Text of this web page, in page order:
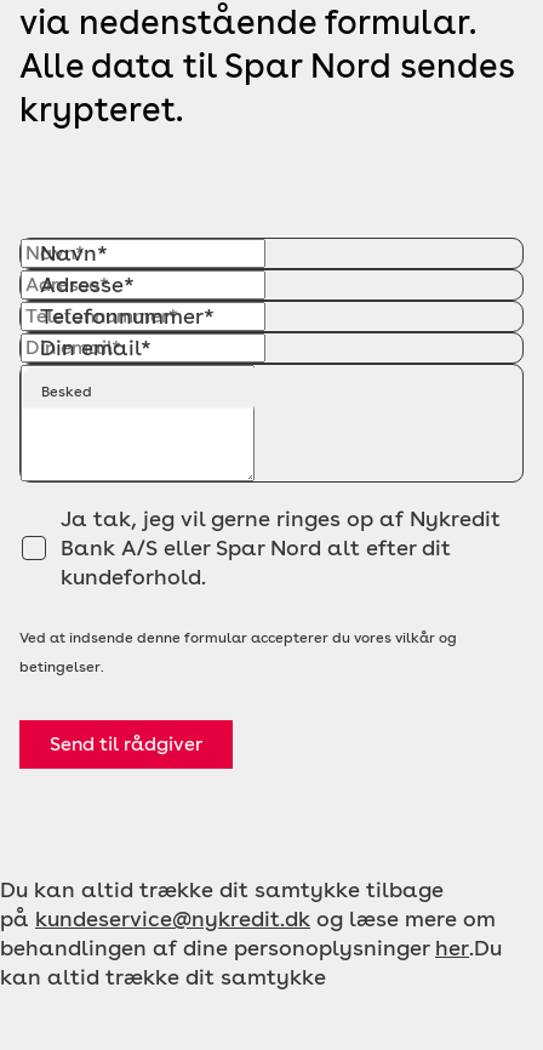
via nedenstående formular.
Alle data til Spar Nord sendes
krypteret.
Navn*
Adresse*
Telefonnummer*
Din email*
Besked
Ja tak, jeg vil gerne ringes op af Nykredit
Bank A/S eller Spar Nord alt efter dit
kundeforhold.
Ved at indsende denne formular accepterer du vores vilkår og
betingelser.
Send til rådgiver
Du kan altid trække dit samtykke tilbage
på kundeservice@nykredit.dk og læse mere om
behandlingen af dine personoplysninger her.Du
kan altid trække dit samtykke